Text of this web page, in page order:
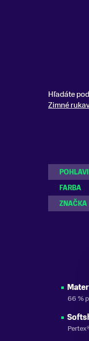
Hľadáte
Zimné
FARBA
ZNAČKA
66 %